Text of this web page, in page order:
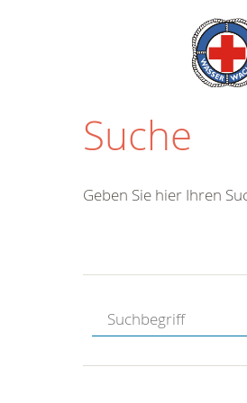
Suche
Geben Sie hier Ihren